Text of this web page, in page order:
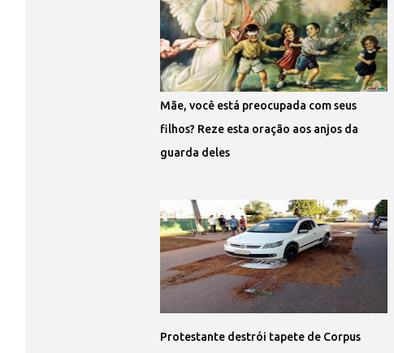
Mãe, você está preocupada com seus
filhos? Reze esta oração aos anjos da
guarda deles
Protestante destrói tapete de Corpus